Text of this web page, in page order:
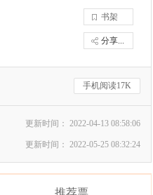
书架
分享...
手机阅读17K
更新时间： 2022-04-13 08:58:06
更新时间： 2022-05-25 08:32:24
推荐票